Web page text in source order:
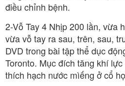
điều chỉnh bệnh.
2-Vỗ Tay 4 Nhịp 200 lần, vừa
vừa vỗ tay ra sau, trên, sau,
DVD trong bài tập thể dục
Toronto. Mục đích tăng khí
thích hạch nước mìếng ở cổ